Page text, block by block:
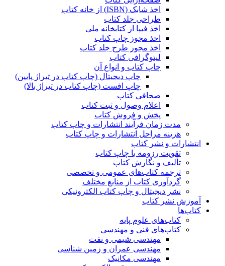
اخذ شابک (ISBN) از خانه کتاب
طراحی جلد کتاب
اخذ فیپا از کتابخانه ملی
اخذ مجوز چاپ کتاب
اخذ مجوز طرح جلد کتاب
لیتوگرافی کتاب
چاپ کتاب و انواع آن
چاپ دیجیتال (چاپ کتاب در تیراژ پایین)
چاپ افست (چاپ کتاب در تیراژ بالا)
صحافی کتاب
اعلام وصول و ثبت کتاب
پخش و فروش کتاب
مدت زمان فرآیند انتشارات و چاپ کتاب
هزینه مراحل انتشارات و چاپ کتاب
انتشارات و نشر کتاب
تقویت رزومه با چاپ کتاب
تألیف و نگارش کتاب
ترجمه کتاب‌های عمومی و تخصصی
گردآوری کتاب از منابع مختلف
نشر دیجیتال و چاپ کتاب الکترونیکی
آموزش نشر کتاب
کتاب‌ها
کتاب‌های علوم پایه
کتاب‌های فنی و مهندسی
مهندسی شیمی و نفت
مهندسی عمران و زمین شناسی
مهندسی مکانیک